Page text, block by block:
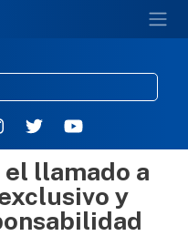
al contenido principal
llamado a
y